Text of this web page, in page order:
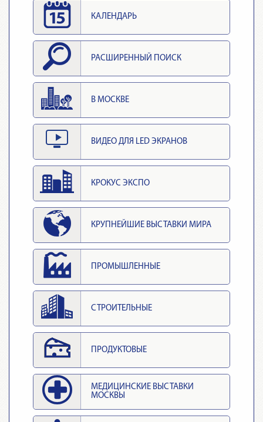
КАЛЕНДАРЬ
РАСШИРЕННЫЙ ПОИСК
В МОСКВЕ
ВИДЕО ДЛЯ LED ЭКРАНОВ
КРОКУС ЭКСПО
КРУПНЕЙШИЕ ВЫСТАВКИ МИРА
ПРОМЫШЛЕННЫЕ
СТРОИТЕЛЬНЫЕ
ПРОДУКТОВЫЕ
МЕДИЦИНСКИЕ ВЫСТАВКИ
МОСКВЫ